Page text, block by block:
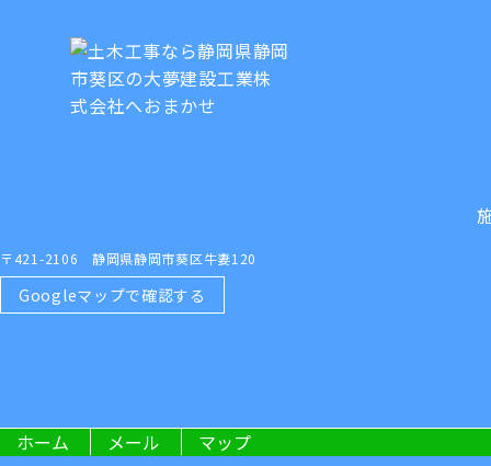
〒421-2106 静岡県静岡市葵区牛妻120
Googleマップで確認する
ホーム メール マップ